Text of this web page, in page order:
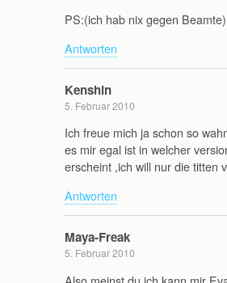
PS:(ich hab nix gegen
Antworten
Kenshin
5. Februar 2010
Ich freue mich ja schon so
es mir egal ist in welcher
erscheint ,ich will nur die titten
Antworten
Maya-Freak
5. Februar 2010